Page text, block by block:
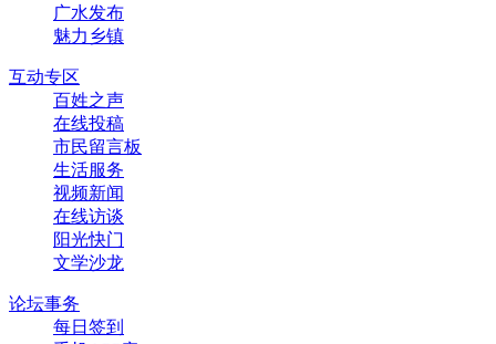
广水发布
魅力乡镇
互动专区
百姓之声
在线投稿
市民留言板
生活服务
视频新闻
在线访谈
阳光快门
文学沙龙
论坛事务
每日签到